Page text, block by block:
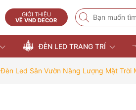
GIỚI THIỆU
VỀ VND DECOR
ĐÈN LED TRANG TRÍ
Đèn Led Sân Vườn Năng Lượng Mặt Trời